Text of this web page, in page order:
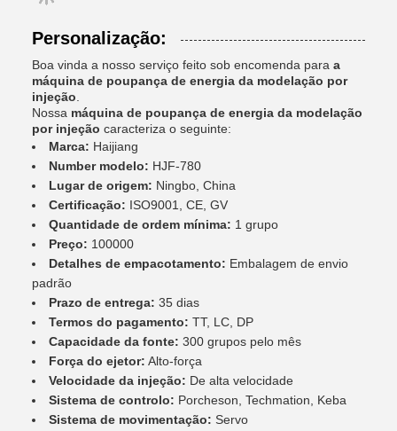
Personalização:
Boa vinda a nosso serviço feito sob encomenda para a
máquina de poupança de energia da modelação por
injeção
Nossa máquina de poupança de energia da modelação
por injeção caracteriza o seguinte:
Marca: Haijiang
Number modelo: HJF-780
Lugar de origem: Ningbo, China
Certificação: ISO9001, CE, GV
Quantidade de ordem mínima: 1 grupo
Preço: 100000
Detalhes de empacotamento: Embalagem de envio
padrão
Prazo de entrega: 35 dias
Termos do pagamento: TT, LC, DP
Capacidade da fonte: 300 grupos pelo mês
Força do ejetor: Alto-força
Velocidade da injeção: De alta velocidade
Sistema de controlo: Porcheson, Techmation, Keba
Sistema de movimentação: Servo